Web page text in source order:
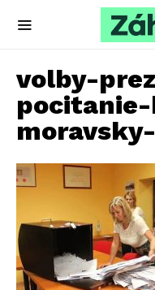
volby-